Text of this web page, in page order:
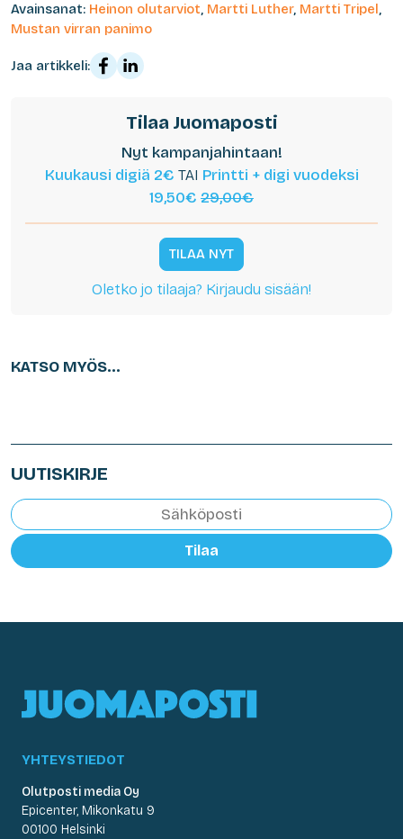
Avainsanat: Heinon olutarviot, Martti Luther, Martti Tripel ,
Mustan virran panimo
Jaa artikkeli:
Tilaa Juomaposti
Nyt kampanjahintaan!
Kuukausi digiä 2€ TAI Printti + digi vuodeksi
19,50€ 29,00€
TILAA NYT
Oletko jo tilaaja? Kirjaudu sisään!
KATSO MYÖS...
UUTISKIRJE
Tilaa
YHTEYSTIEDOT
Olutposti media Oy
Epicenter, Mikonkatu 9
00100 Helsinki